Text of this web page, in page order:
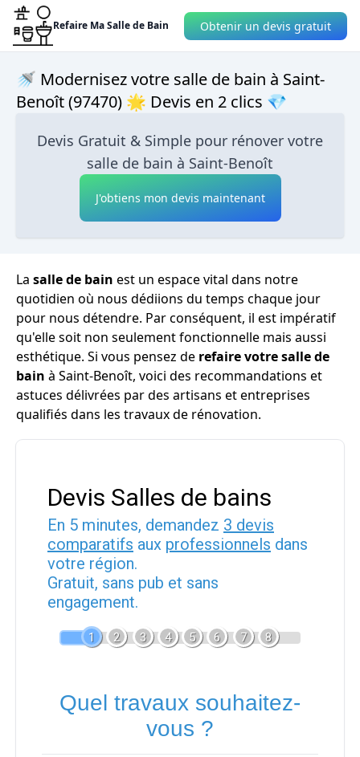
Refaire Ma Salle de Bain Obtenir un devis gratuit
🚿 Modernisez votre salle de bain à Saint-
Benoît (97470) 🌟 Devis en 2 clics 💎
Devis Gratuit & Simple pour rénover votre
salle de bain à Saint-Benoît
J'obtiens mon devis maintenant
La salle de bain est un espace vital dans notre
quotidien où nous dédiions du temps chaque jour
pour nous détendre. Par conséquent, il est impératif
qu'elle soit non seulement fonctionnelle mais aussi
esthétique. Si vous pensez de refaire votre salle de
bain à Saint-Benoît, voici des recommandations et
astuces délivrées par des artisans et entreprises
qualifiés dans les travaux de rénovation.
Devis Salles de bains
En 5 minutes, demandez 3 devis
comparatifs aux professionnels dans
votre région.
Gratuit, sans pub et sans
engagement.
1 2 3 4 5 6 7 8
Quel travaux souhaitez-
vous ?